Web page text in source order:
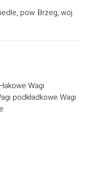
pow. Brzeg, woj.
Wagi
podkładkowe Wagi